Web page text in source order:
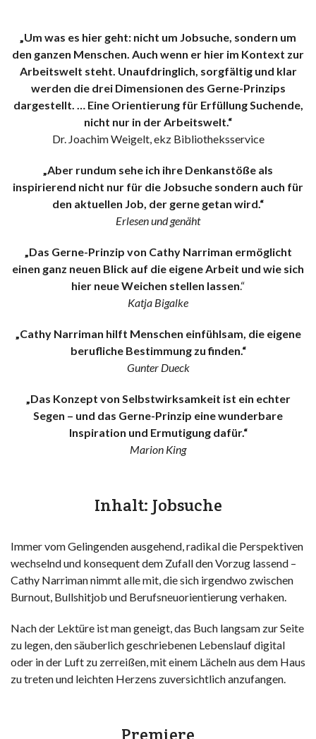
entbehrlich.
„Um was es hier geht: nicht um Jobsuche, sondern um
den ganzen Menschen. Auch wenn er hier im Kontext zur
Arbeitswelt steht. Unaufdringlich, sorgfältig und klar
werden die drei Dimensionen des Gerne-Prinzips
dargestellt. … Eine Orientierung für Erfüllung Suchende,
nicht nur in der Arbeitswelt.“
Dr. Joachim Weigelt, ekz Bibliotheksservice
„Aber rundum sehe ich ihre Denkanstöße als
inspirierend nicht nur für die Jobsuche sondern auch für
den aktuellen Job, der gerne getan wird.“
Erlesen und genäht
„Das Gerne-Prinzip von Cathy Narriman ermöglicht
einen ganz neuen Blick auf die eigene Arbeit und wie sich
hier neue Weichen stellen lassen.“
Katja Bigalke
„Cathy Narriman hilft Menschen einfühlsam, die eigene
berufliche Bestimmung zu finden.“
Gunter Dueck
„Das Konzept von Selbstwirksamkeit ist ein echter
Segen – und das Gerne-Prinzip eine wunderbare
Inspiration und Ermutigung dafür.“
Marion King
Inhalt: Jobsuche
Immer vom Gelingenden ausgehend, radikal die Perspektiven
wechselnd und konsequent dem Zufall den Vorzug lassend –
Cathy Narriman nimmt alle mit, die sich irgendwo zwischen
Burnout, Bullshitjob und Berufsneuorientierung verhaken.
Nach der Lektüre ist man geneigt, das Buch langsam zur Seite
zu legen, den säuberlich geschriebenen Lebenslauf digital
oder in der Luft zu zerreißen, mit einem Lächeln aus dem Haus
zu treten und leichten Herzens zuversichtlich anzufangen.
Premiere